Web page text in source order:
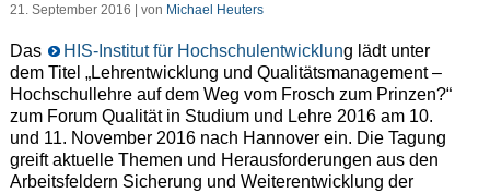
21. September 2016 | von Michael Heuters
Das HIS-Institut für Hochschulentwicklung lädt unter
dem Titel „Lehrentwicklung und Qualitätsmanagement –
Hochschullehre auf dem Weg vom Frosch zum Prinzen?“
zum Forum Qualität in Studium und Lehre 2016 am 10.
und 11. November 2016 nach Hannover ein. Die Tagung
greift aktuelle Themen und Herausforderungen aus den
Arbeitsfeldern Sicherung und Weiterentwicklung der